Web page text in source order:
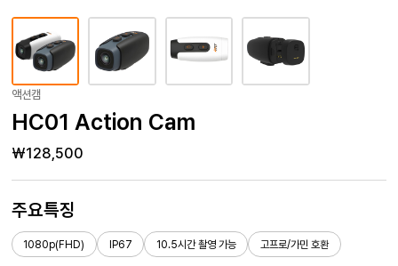
액션캠
HC01 Action Cam
₩128,500
주요특징
1080p(FHD) IP67 10.5시간 촬영 가능 고프로/가민 호환